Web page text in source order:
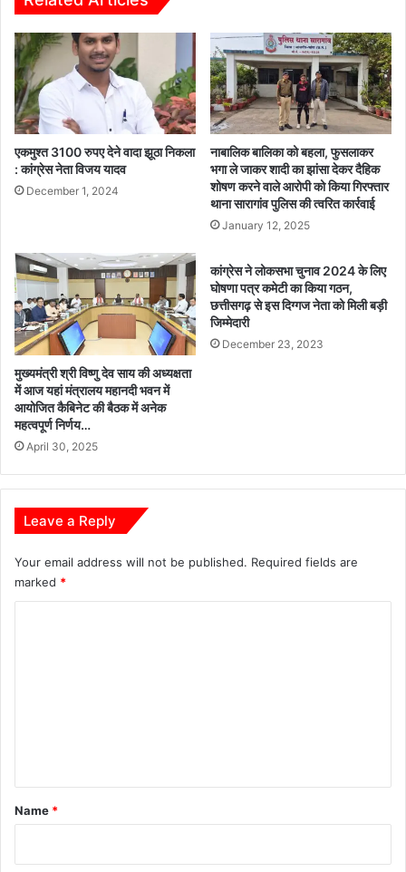
ग्रा
मी
णों
को
का
नू
नी
अ
धि
का
यो
ज
ना
ओं
की
दी
ग
ई
जा
न
का
ठ
क
सं
प
न्न
,
सा
मा
जि
क
ए
वं
सं
ग
ठ
न
स
श
क्ति
क
र
ण
प
र
मं
थ
न
एकमुश्त 3100 रुपए देने वादा झूठा निकला
: कांग्रेस नेता विजय यादव
December 1, 2024
नाबालिक बालिका को बहला, फुसलाकर
भगा ले जाकर शादी का झांसा देकर दैहिक
शोषण करने वाले आरोपी को किया गिरफ्तार
थाना सारागांव पुलिस की त्वरित कार्रवाई
January 12, 2025
मुख्यमंत्री श्री विष्णु देव साय की अध्यक्षता
में आज यहां मंत्रालय महानदी भवन में
आयोजित कैबिनेट की बैठक में अनेक
महत्वपूर्ण निर्णय…
April 30, 2025
कांग्रेस ने लोकसभा चुनाव 2024 के लिए
घोषणा पत्र कमेटी का किया गठन,
छत्तीसगढ़ से इस दिग्गज नेता को मिली बड़ी
जिम्मेदारी
December 23, 2023
Leave a Reply
Your email address will not be published. Required fields are
marked *
*
Name *